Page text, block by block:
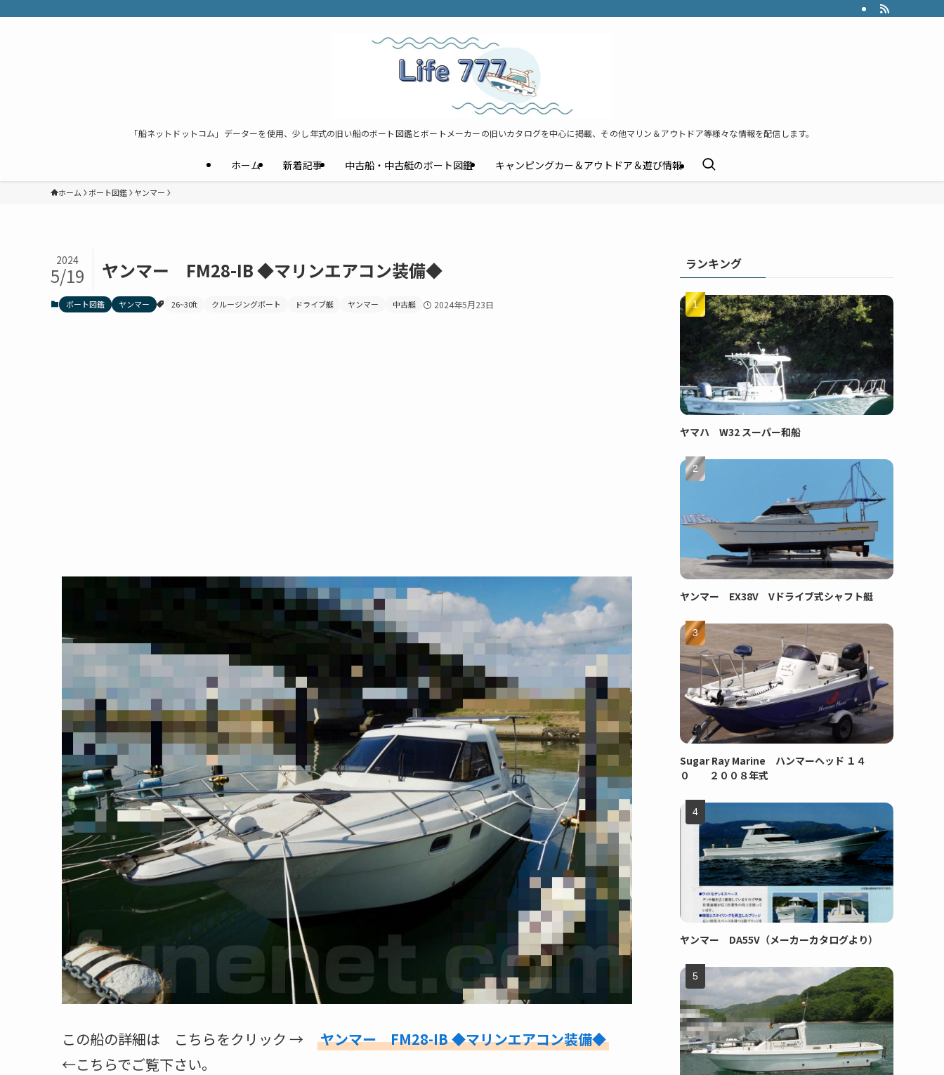
「船ネットドットコム」データーを使用、少し年式の旧い船のボート図鑑とボートメーカーの旧いカタログを中心に掲載、その他マリン＆アウトドア等様々な情報を配信します。
ホーム 新着記事 中古船・中古艇のボート図鑑 キャンピングカー＆アウトドア＆遊び情報
ホーム ボート図鑑 ヤンマー
ヤンマー FM28-IB ◆マリンエアコン装備◆
2024
5/19
ボート図鑑 ヤンマー 26~30ft クルージングボート ドライブ艇 ヤンマー 中古艇 2024年5月23日
この船の詳細は こちらをクリック →
ヤンマー FM28-IB ◆マリンエアコン装備◆
←こちらでご覧下さい。
ランキング
ヤマハ W32 スーパー和船
ヤンマー EX38V Vドライブ式シャフト艇
Sugar Ray Marine ハンマーヘッド １４
０ ２００８年式
ヤンマー DA55V（メーカーカタログより）